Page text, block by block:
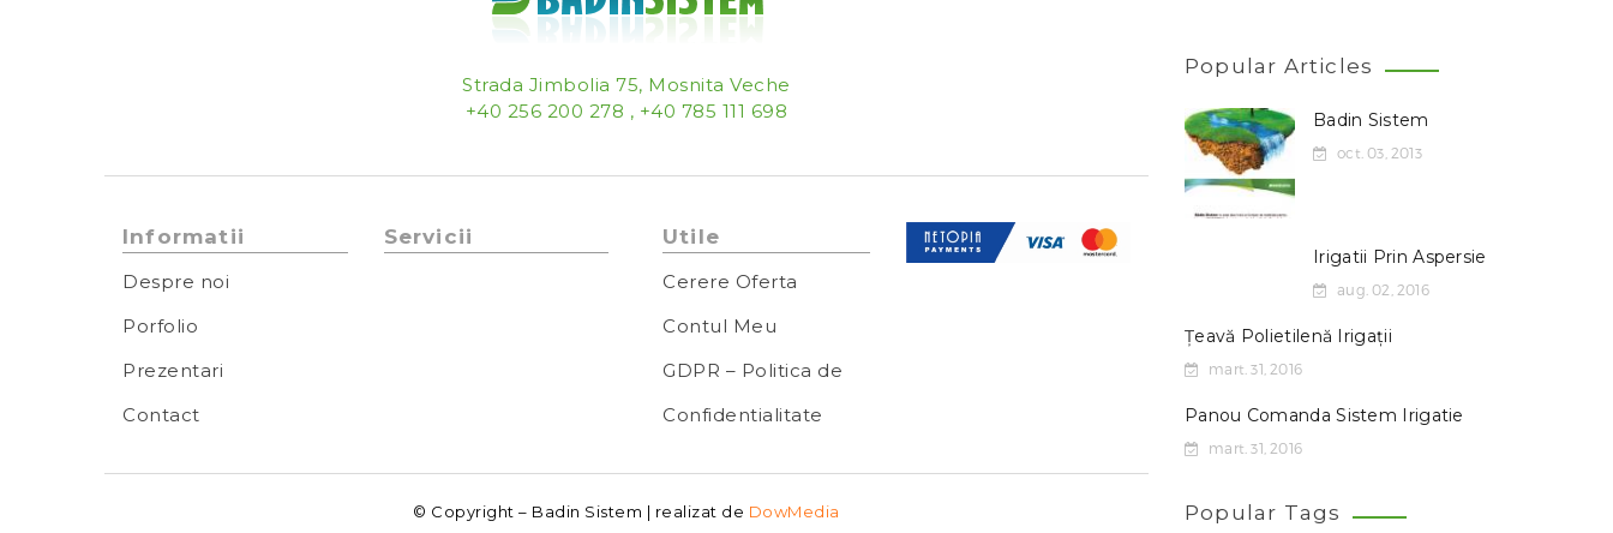
Strada Jimbolia 75, Mosnita Veche
+40 256 200 278 , +40 785 111 698
Informatii
Despre noi
Porfolio
Prezentari
Contact
Servicii Utile
Cerere Oferta
Contul Meu
GDPR – Politica de
Confidentialitate
© Copyright – Badin Sistem | realizat de DowMedia
Popular Articles
Badin Sistem
oct. 03, 2013
Irigatii Prin Aspersie
aug. 02, 2016
Țeavă Polietilenă Irigații
mart. 31, 2016
Panou Comanda Sistem Irigatie
mart. 31, 2016
Popular Tags